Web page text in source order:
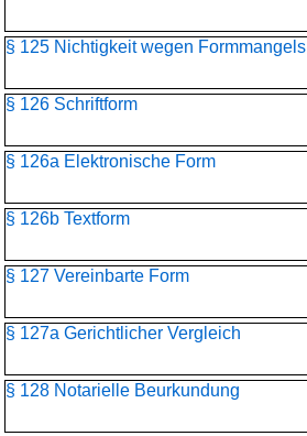
§ 125 Nichtigkeit wegen Formmangels
§ 126 Schriftform
§ 126a Elektronische Form
§ 126b Textform
§ 127 Vereinbarte Form
§ 127a Gerichtlicher Vergleich
§ 128 Notarielle Beurkundung